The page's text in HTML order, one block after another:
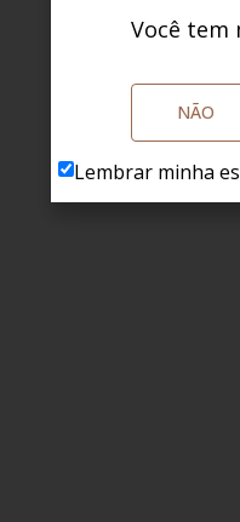
Você tem
NÃO
Lembrar minha